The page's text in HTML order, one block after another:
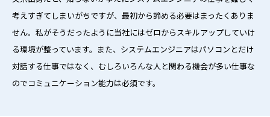
考えすぎてしまいがちですが、最初から諦める必要はまったくありま
せん。私がそうだったように当社にはゼロからスキルアップしていけ
る環境が整っています。また、システムエンジニアはパソコンとだけ
対話する仕事ではなく、むしろいろんな人と関わる機会が多い仕事な
のでコミュニケーション能力は必須です。